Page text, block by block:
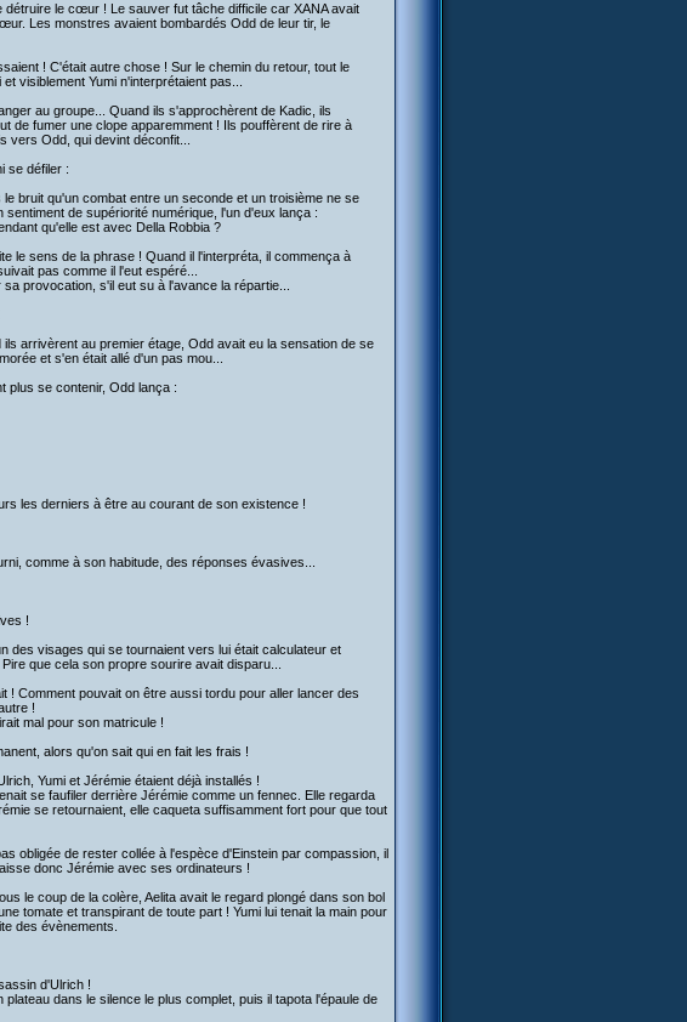
le cœur ! Le sauver fut tâche difficile car XANA avait
Les monstres avaient bombardés Odd de leur tir, le
! C'était autre chose ! Sur le chemin du retour, tout le
visiblement Yumi n'interprétaient pas...
au groupe... Quand ils s'approchèrent de Kadic, ils
de fumer une clope apparemment ! Ils pouffèrent de rire à
vers Odd, qui devint déconfit...
se défiler :
bruit qu'un combat entre un seconde et un troisième ne se
de supériorité numérique, l'un d'eux lança :
qu'elle est avec Della Robbia ?
le sens de la phrase ! Quand il l'interpréta, il commença à
pas comme il l'eut espéré...
provocation, s'il eut su à l'avance la répartie...
arrivèrent au premier étage, Odd avait eu la sensation de se
et s'en était allé d'un pas mou...
plus se contenir, Odd lança :
les derniers à être au courant de son existence !
comme à son habitude, des réponses évasives...
!
des visages qui se tournaient vers lui était calculateur et
que cela son propre sourire avait disparu...
Comment pouvait on être aussi tordu pour aller lancer des
!
mal pour son matricule !
alors qu'on sait qui en fait les frais !
Yumi et Jérémie étaient déjà installés !
se faufiler derrière Jérémie comme un fennec. Elle regarda
se retournaient, elle caqueta suffisamment fort pour que tout
obligée de rester collée à l'espèce d'Einstein par compassion, il
donc Jérémie avec ses ordinateurs !
le coup de la colère, Aelita avait le regard plongé dans son bol
tomate et transpirant de toute part ! Yumi lui tenait la main pour
des évènements.
d'Ulrich !
dans le silence le plus complet, puis il tapota l'épaule de